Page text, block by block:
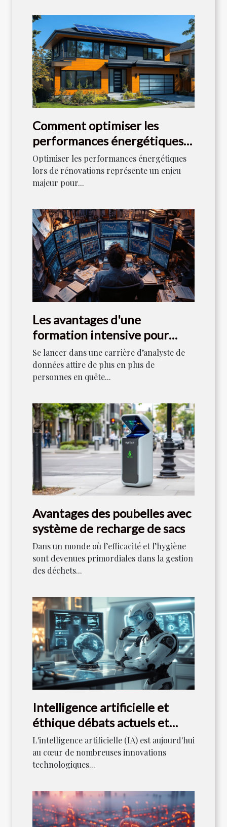
Comment optimiser les
performances énergétiques
lors de rénovations
Optimiser les performances énergétiques
lors de rénovations représente un enjeu
majeur pour...
Les avantages d'une
formation intensive pour
devenir analyste de données
Se lancer dans une carrière d’analyste de
données attire de plus en plus de
personnes en quête...
Avantages des poubelles avec
système de recharge de sacs
Dans un monde où l’efficacité et l’hygiène
sont devenues primordiales dans la gestion
des déchets...
Intelligence artificielle et
éthique débats actuels et
régulations futures
L'intelligence artificielle (IA) est aujourd'hui
au cœur de nombreuses innovations
technologiques...